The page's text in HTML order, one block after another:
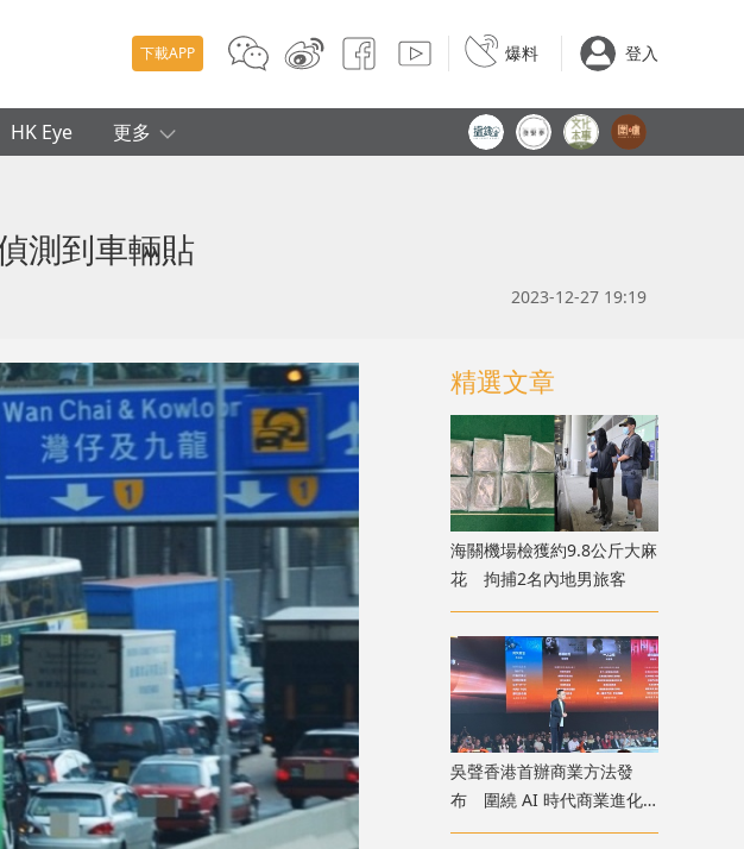
下載APP 爆料 登入
HK Eye 更多
測到車輛貼
2023-12-27 19:19
精選文章
海關機場檢獲約9.8公斤大麻
花 拘捕2名內地男旅客
吳聲香港首辦商業方法發
布 圍繞 AI 時代商業進化
探討未來趨勢